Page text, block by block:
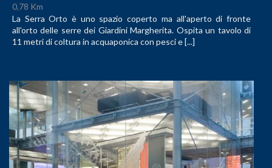
0,78 Km
La Serra Orto è uno spazio coperto ma all'aperto di fronte
all'orto delle serre dei Giardini Margherita. Ospita un tavolo di
11 metri di coltura in acquaponica con pesci e [...]